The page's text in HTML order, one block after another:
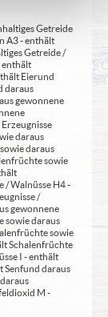
Getreide
A3 - enthält
Getreide /
enthält
Eier und
daraus
gewonnene
daraus
daraus
sowie
/ Walnüsse H4 -
/
gewonnene
sowie daraus
sowie
Schalenfrüchte
I - enthält
Senf und daraus
M -